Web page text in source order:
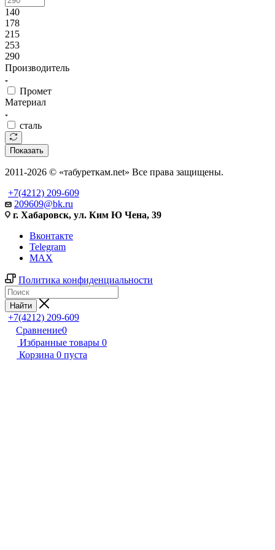
140
178
215
253
290
Производитель
Промет
Материал
сталь
Показать
2011-2026 © «табуреткам.net» Все права защищены.
+7(4212) 209-609
209609@bk.ru
г. Хабаровск, ул. Ким Ю Чена, 39
Вконтакте
Telegram
MAX
Политика конфиденциальности
Найти
+7(4212) 209-609
Сравнение0
Избранные товары 0
Корзина 0 пуста